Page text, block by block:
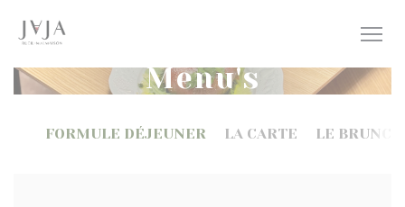
Menu's
FORMULE DÉJEUNER LA CARTE LE